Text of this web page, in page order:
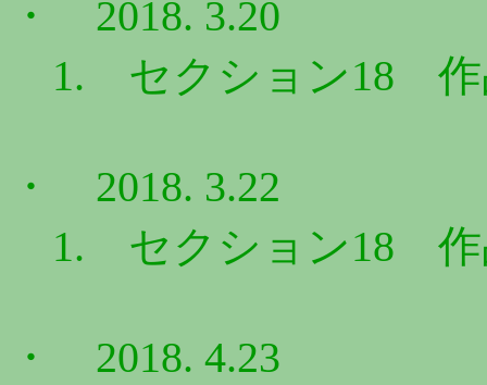
・ 2018. 3.20
1. セクション18 作
・ 2018. 3.22
1. セクション18 作
・ 2018. 4.23